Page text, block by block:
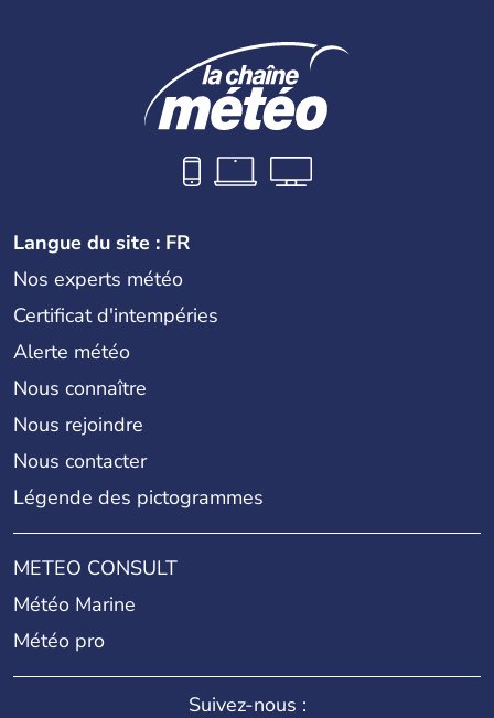
Langue du site : FR
Nos experts météo
Certificat d'intempéries
Alerte météo
Nous connaître
Nous rejoindre
Nous contacter
Légende des pictogrammes
METEO CONSULT
Météo Marine
Météo pro
Suivez-nous :